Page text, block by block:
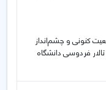
کنونی و چشم‌انداز
امروز یکشنبه ۳۱ خرداد ۱۴۰۵ در تالار فردوسی دانشگاه